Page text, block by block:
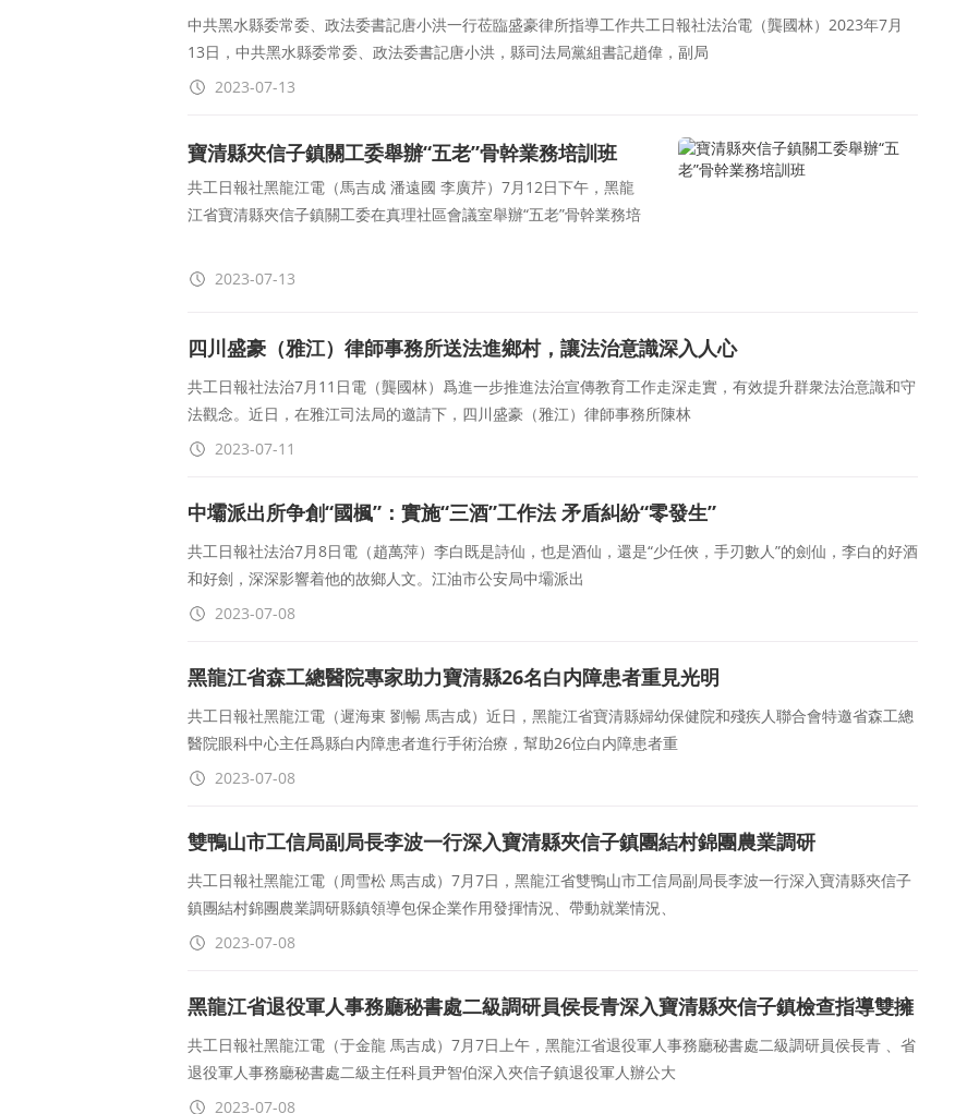
中共黑水縣委常委、政法委書記唐小洪一行莅臨盛豪律所指導工作共工日報社法治電（龔國林）2023年7月
13日，中共黑水縣委常委、政法委書記唐小洪，縣司法局黨組書記趙偉，副局
2023-07-13
寶清縣夾信子鎮關工委舉辦“五老”骨幹業務培訓班
共工日報社黑龍江電（馬吉成 潘遠國 李廣芹）7月12日下午，黑龍
江省寶清縣夾信子鎮關工委在真理社區會議室舉辦“五老”骨幹業務培
2023-07-13
四川盛豪（雅江）律師事務所送法進鄉村，讓法治意識深入人心
共工日報社法治7月11日電（龔國林）爲進一步推進法治宣傳教育工作走深走實，有效提升群衆法治意識和守
法觀念。近日，在雅江司法局的邀請下，四川盛豪（雅江）律師事務所陳林
2023-07-11
中壩派出所争創“國楓”：實施“三酒”工作法 矛盾糾紛“零發生”
共工日報社法治7月8日電（趙萬萍）李白既是詩仙，也是酒仙，還是“少任俠，手刃數人”的劍仙，李白的好酒
和好劍，深深影響着他的故鄉人文。江油市公安局中壩派出
2023-07-08
黑龍江省森工總醫院專家助力寶清縣26名白内障患者重見光明
共工日報社黑龍江電（遲海東 劉暢 馬吉成）近日，黑龍江省寶清縣婦幼保健院和殘疾人聯合會特邀省森工總
醫院眼科中心主任爲縣白内障患者進行手術治療，幫助26位白内障患者重
2023-07-08
雙鴨山市工信局副局長李波一行深入寶清縣夾信子鎮團結村錦團農業調研
共工日報社黑龍江電（周雪松 馬吉成）7月7日，黑龍江省雙鴨山市工信局副局長李波一行深入寶清縣夾信子
鎮團結村錦團農業調研縣鎮領導包保企業作用發揮情況、帶動就業情況、
2023-07-08
黑龍江省退役軍人事務廳秘書處二級調研員侯長青深入寶清縣夾信子鎮檢查指導雙擁
工作
共工日報社黑龍江電（于金龍 馬吉成）7月7日上午，黑龍江省退役軍人事務廳秘書處二級調研員侯長青 、省
退役軍人事務廳秘書處二級主任科員尹智伯深入夾信子鎮退役軍人辦公大
2023-07-08